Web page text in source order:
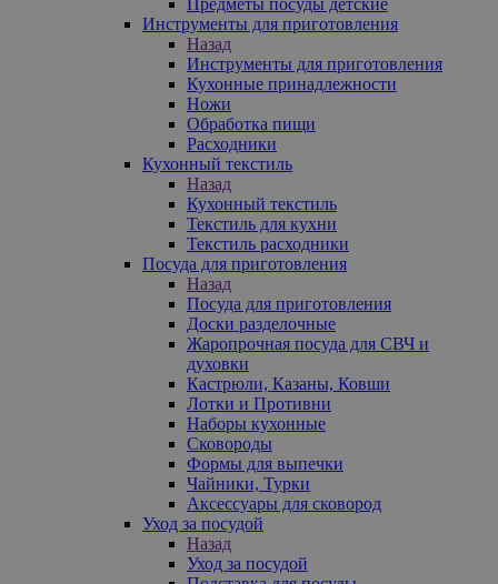
Инструменты для приготовления
Назад
Инструменты для приготовления
Кухонные принадлежности
Ножи
Обработка пищи
Расходники
Кухонный текстиль
Назад
Кухонный текстиль
Текстиль для кухни
Текстиль расходники
Посуда для приготовления
Назад
Посуда для приготовления
Доски разделочные
Жаропрочная посуда для СВЧ и
духовки
Кастрюли, Казаны, Ковши
Лотки и Противни
Наборы кухонные
Сковороды
Формы для выпечки
Чайники, Турки
Аксессуары для сковород
Уход за посудой
Назад
Уход за посудой